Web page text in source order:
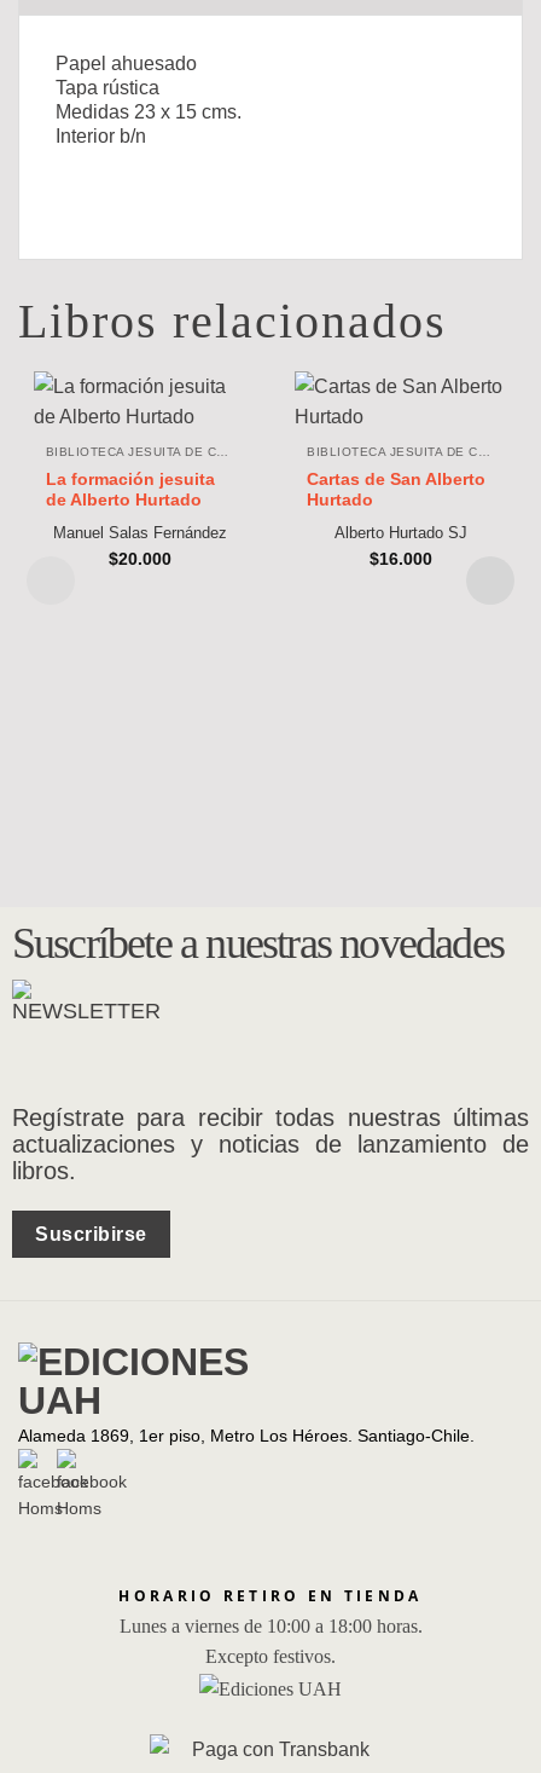
Papel ahuesado
Tapa rústica
Medidas 23 x 15 cms.
Interior b/n
Libros relacionados
La formación jesuita
de Alberto Hurtado
Manuel Salas Fernández
$20.000
Cartas de San Alberto
Hurtado
Alberto Hurtado SJ
$16.000
Suscríbete a nuestras novedades
Regístrate para recibir todas nuestras últimas
actualizaciones y noticias de lanzamiento de
libros.
Suscribirse
Alameda 1869, 1er piso, Metro Los Héroes. Santiago-Chile.
HORARIO RETIRO EN TIENDA
Lunes a viernes de 10:00 a 18:00 horas.
Excepto festivos.